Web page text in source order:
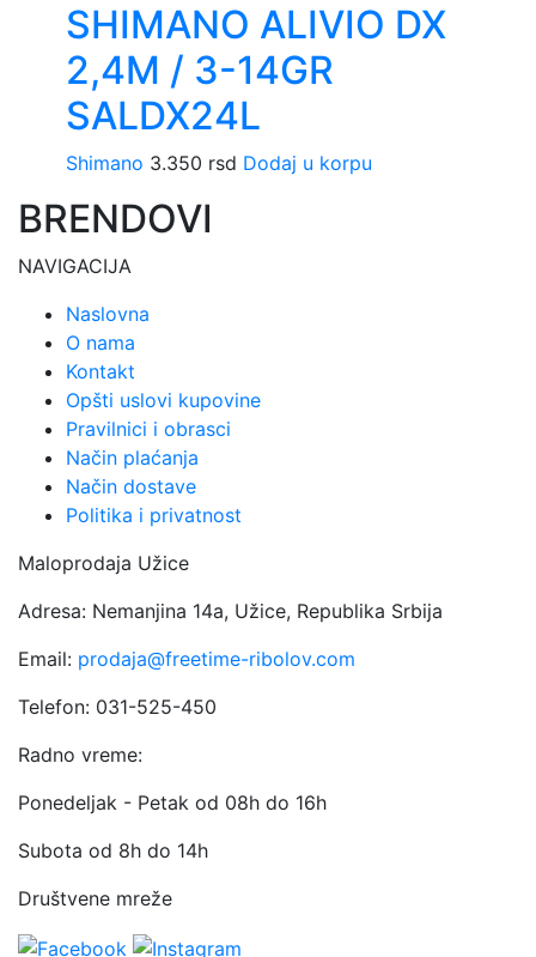
SHIMANO ALIVIO DX
2,4M / 3-14GR
SALDX24L
Shimano 3.350 rsd Dodaj u korpu
BRENDOVI
NAVIGACIJA
Naslovna
O nama
Kontakt
Opšti uslovi kupovine
Pravilnici i obrasci
Način plaćanja
Način dostave
Politika i privatnost
Maloprodaja Užice
Adresa: Nemanjina 14a, Užice, Republika Srbija
Email: prodaja@freetime-ribolov.com
Telefon: 031-525-450
Radno vreme:
Ponedeljak - Petak od 08h do 16h
Subota od 8h do 14h
Društvene mreže